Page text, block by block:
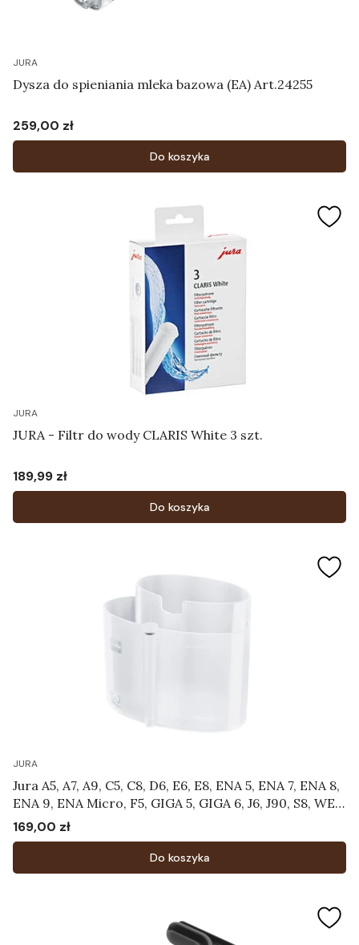
JURA
Dysza do spieniania mleka bazowa (EA) Art.24255
Cena
259,00 zł
Do koszyka
JURA
JURA - Filtr do wody CLARIS White 3 szt.
Cena
189,99 zł
Do koszyka
JURA
Jura A5, A7, A9, C5, C8, D6, E6, E8, ENA 5, ENA 7, ENA 8,
ENA 9, ENA Micro, F5, GIGA 5, GIGA 6, J6, J90, S8, WE8
- Pojemnik do czyszczenia systemu mlecznego
Art.24219
Cena
169,00 zł
Do koszyka